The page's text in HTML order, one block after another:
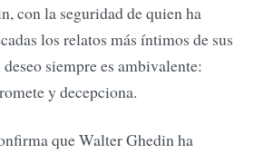
con la seguridad de quien ha
los relatos más íntimos de sus
siempre es ambivalente:
y decepciona.
que Walter Ghedin ha